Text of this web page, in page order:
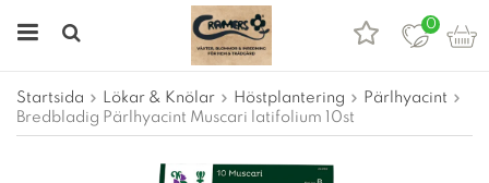
0
Startsida Lökar & Knölar Höstplantering
Pärlhyacint
Bredbladig Pärlhyacint Muscari latifolium 10st